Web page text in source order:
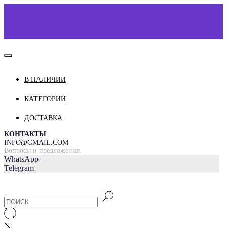
КАТАЛОГ
КОНТАКТЫ
=
В НАЛИЧИИ
КАТЕГОРИИ
ДОСТАВКА
КОНТАКТЫ
INFO@GMAIL.COM
Вопросы и предложения
WhatsApp
Telegram